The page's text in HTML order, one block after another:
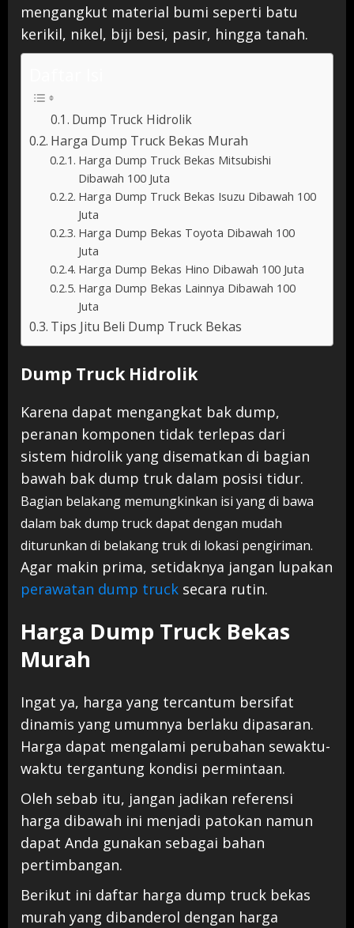
mengangkut material bumi seperti batu
kerikil, nikel, biji besi, pasir, hingga tanah.
Dump Truck Hidrolik
Harga Dump Truck Bekas Murah
Harga Dump Truck Bekas Mitsubishi
Dibawah 100 Juta
Harga Dump Truck Bekas Isuzu Dibawah 100
Juta
Harga Dump Bekas Toyota Dibawah 100
Juta
Harga Dump Bekas Hino Dibawah 100 Juta
Harga Dump Bekas Lainnya Dibawah 100
Juta
Tips Jitu Beli Dump Truck Bekas
Dump Truck Hidrolik
Karena dapat mengangkat bak dump,
peranan komponen tidak terlepas dari
sistem hidrolik yang disematkan di bagian
bawah bak dump truk dalam posisi tidur.
Bagian belakang memungkinkan isi yang di bawa
dalam bak dump truck dapat dengan mudah
diturunkan di belakang truk di lokasi pengiriman.
Agar makin prima, setidaknya jangan lupakan
perawatan dump truck secara rutin.
Harga Dump Truck Bekas
Murah
Ingat ya, harga yang tercantum bersifat
dinamis yang umumnya berlaku dipasaran.
Harga dapat mengalami perubahan sewaktu-
waktu tergantung kondisi permintaan.
Oleh sebab itu, jangan jadikan referensi
harga dibawah ini menjadi patokan namun
dapat Anda gunakan sebagai bahan
pertimbangan.
Berikut ini daftar harga dump truck bekas
murah yang dibanderol dengan harga